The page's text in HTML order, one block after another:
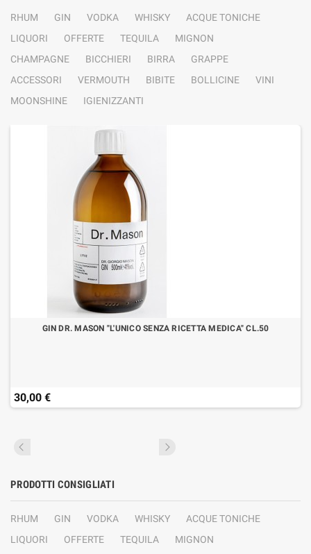
RHUM GIN VODKA WHISKY
ACQUE TONICHE
LIQUORI
OFFERTE TEQUILA
MIGNON
CHAMPAGNE
BICCHIERI BIRRA
GRAPPE
ACCESSORI
VERMOUTH BIBITE BOLLICINE
VINI
MOONSHINE
IGIENIZZANTI
GIN DR. MASON "L'UNICO SENZA RICETTA MEDICA" CL.50
30,00 €
PRODOTTI CONSIGLIATI
RHUM GIN VODKA WHISKY
ACQUE TONICHE
LIQUORI
OFFERTE TEQUILA
MIGNON